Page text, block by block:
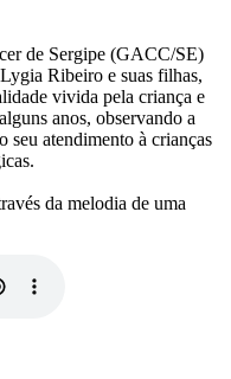
de Sergipe (GACC/SE)
Ribeiro e suas filhas,
vivida pela criança e
anos, observando a
seu atendimento à crianças
da melodia de uma